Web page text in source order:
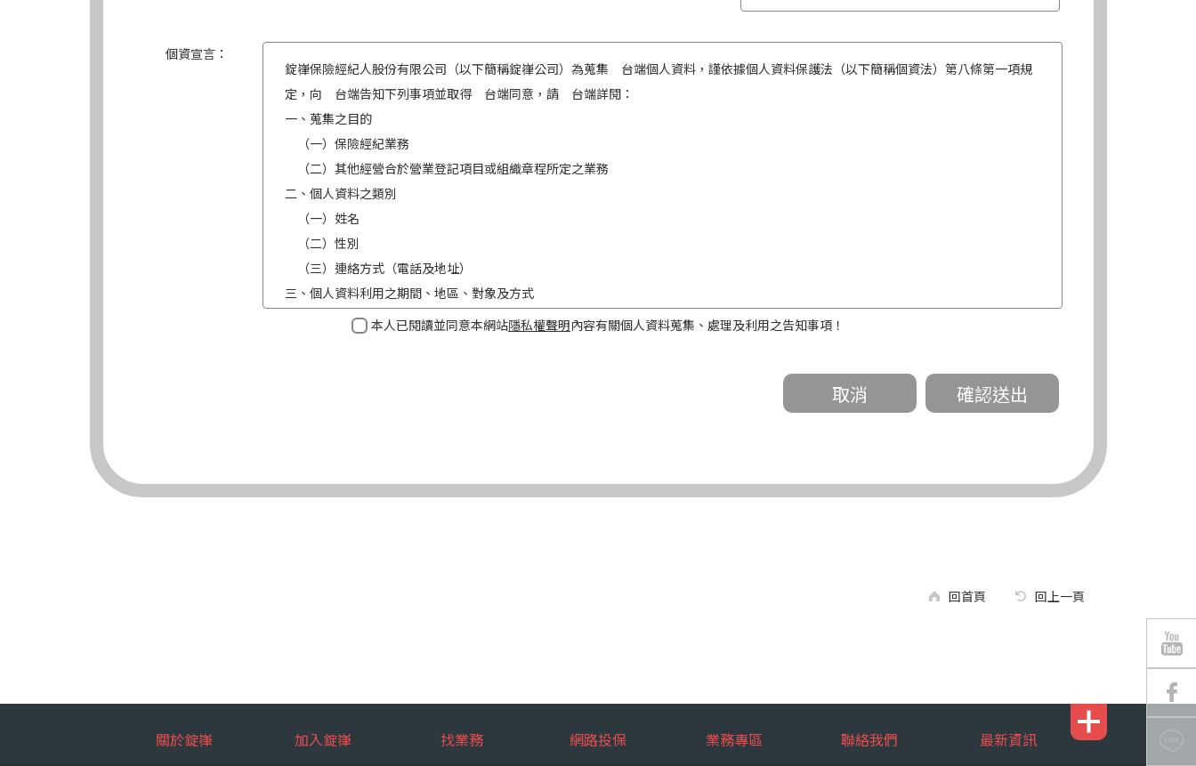
個資宣言：
錠嵂保險經紀人股份有限公司（以下簡稱錠嵂公司）為蒐集 台端個人資料，謹依據個人資料保護法（以下簡稱個資法）第八條第一項規
定，向 台端告知下列事項並取得 台端同意，請 台端詳閱：
一、蒐集之目的
（一）保險經紀業務
（二）其他經營合於營業登記項目或組織章程所定之業務
二、個人資料之類別
（一）姓名
（二）性別
（三）連絡方式（電話及地址）
三、個人資料利用之期間、地區、對象及方式
（一）期間：蒐集之目的存續期間及依法令規定應為保存之期間。
如：台端得自由選擇提供個人資料，惟如不提供或提供不完整時，基於蒐集目的業務之執行，錠嵂公司將有可能延後、提供未完整或
本人已閱讀並同意本網站隱私權聲明內容有關個人資料蒐集、處理及利用之告知事項！
回首頁 回上一頁
關於錠嵂 加入錠嵂 找業務 網路投保 業務專區 聯絡我們 最新資訊